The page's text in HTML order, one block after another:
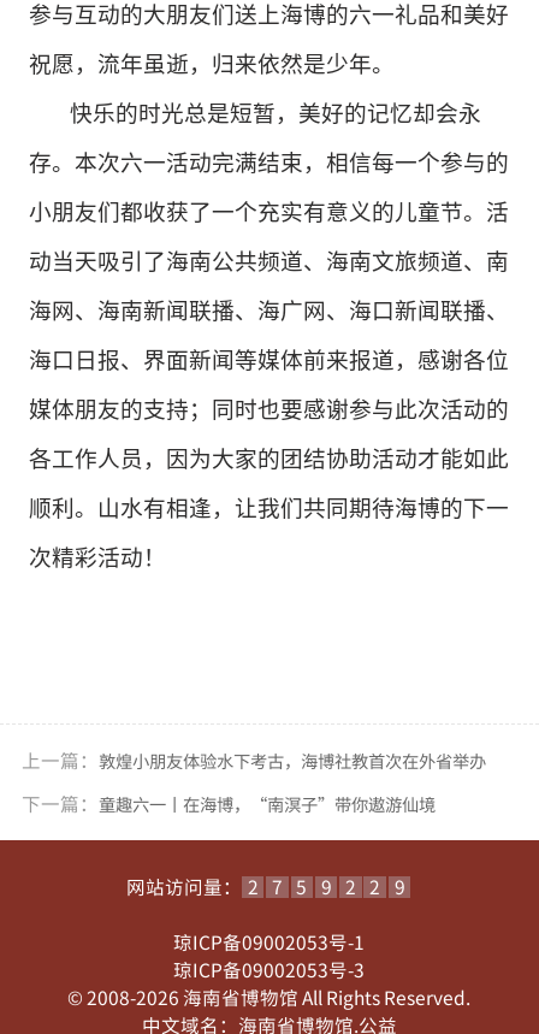
参与互动的大朋友们送上海博的六一礼品和美好
祝愿，流年虽逝，归来依然是少年。
快乐的时光总是短暂，美好的记忆却会永
存。本次六一活动完满结束，相信每一个参与的
小朋友们都收获了一个充实有意义的儿童节。活
动当天吸引了海南公共频道、海南文旅频道、南
海网、海南新闻联播、海广网、海口新闻联播、
海口日报、界面新闻等媒体前来报道，感谢各位
媒体朋友的支持；同时也要感谢参与此次活动的
各工作人员，因为大家的团结协助活动才能如此
顺利。山水有相逢，让我们共同期待海博的下一
次精彩活动！
上一篇： 敦煌小朋友体验水下考古，海博社教首次在外省举办
下一篇： 童趣六一丨在海博，“南溟子”带你遨游仙境
网站访问量： 2 7 5 9 2 2 9
琼ICP备09002053号-1
琼ICP备09002053号-3
© 2008-2026 海南省博物馆 All Rights Reserved.
中文域名：海南省博物馆.公益